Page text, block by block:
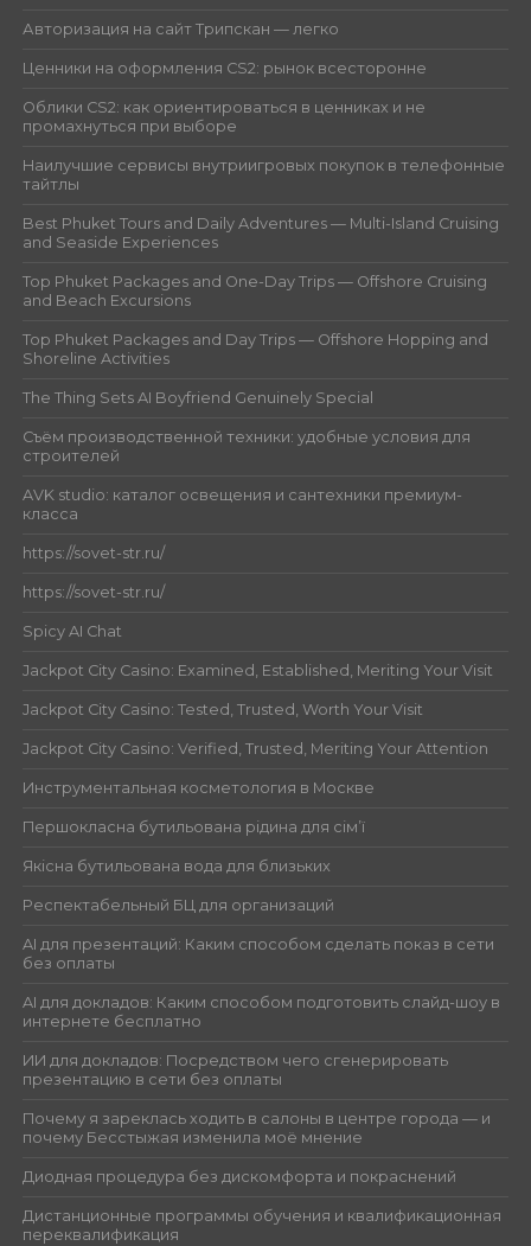
Авторизация на сайт Трипскан — легко
Ценники на оформления CS2: рынок всесторонне
Облики CS2: как ориентироваться в ценниках и не
промахнуться при выборе
Наилучшие сервисы внутриигровых покупок в телефонные
тайтлы
Best Phuket Tours and Daily Adventures — Multi-Island Cruising
and Seaside Experiences
Top Phuket Packages and One-Day Trips — Offshore Cruising
and Beach Excursions
Top Phuket Packages and Day Trips — Offshore Hopping and
Shoreline Activities
The Thing Sets AI Boyfriend Genuinely Special
Съём производственной техники: удобные условия для
строителей
AVK studio: каталог освещения и сантехники премиум-
класса
https://sovet-str.ru/
https://sovet-str.ru/
Spicy AI Chat
Jackpot City Casino: Examined, Established, Meriting Your Visit
Jackpot City Casino: Tested, Trusted, Worth Your Visit
Jackpot City Casino: Verified, Trusted, Meriting Your Attention
Инструментальная косметология в Москве
Першокласна бутильована рідина для сім’ї
Якісна бутильована вода для близьких
Респектабельный БЦ для организаций
AI для презентаций: Каким способом сделать показ в сети
без оплаты
AI для докладов: Каким способом подготовить слайд-шоу в
интернете бесплатно
ИИ для докладов: Посредством чего сгенерировать
презентацию в сети без оплаты
Почему я зареклась ходить в салоны в центре города — и
почему Бесстыжая изменила моё мнение
Диодная процедура без дискомфорта и покраснений
Дистанционные программы обучения и квалификационная
переквалификация